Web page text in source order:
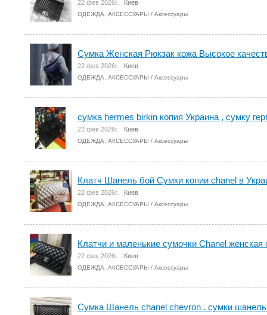
22 фев 2026г. Киев
ОДЕЖДА, АКСЕССУАРЫ / Аксессуары
Сумка Женская Рюкзак кожа Высокое
22 фев 2026г. Киев
ОДЕЖДА, АКСЕССУАРЫ / Аксессуары
сумка hermes birkin копия Украина , сумку
22 фев 2026г. Киев
ОДЕЖДА, АКСЕССУАРЫ / Аксессуары
Клатч Шанель бой Сумки копии chanel в
22 фев 2026г. Киев
ОДЕЖДА, АКСЕССУАРЫ / Аксессуары
Клатчи и маленькие сумочки Chanel
22 фев 2026г. Киев
ОДЕЖДА, АКСЕССУАРЫ / Аксессуары
Сумка Шанель chanel chevron . сумки шанель